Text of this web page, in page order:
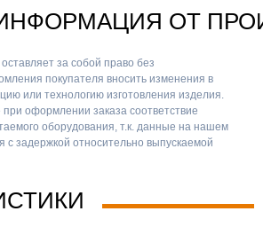
ОТ
за собой право без
покупателя вносить изменения в
или технологию изготовления изделия.
оформлении заказа соответствие
оборудования, т.к. данные на нашем
с задержкой относительно выпускаемой